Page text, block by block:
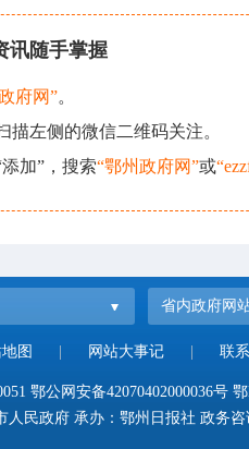
讯随手掌握
府网”。
左侧的微信二维码关注。
加”，搜索“鄂州政府网”或
省内政府网
图 网站大事记 联
鄂公网安备42070402000036号
民政府 承办：鄂州日报社 政务咨